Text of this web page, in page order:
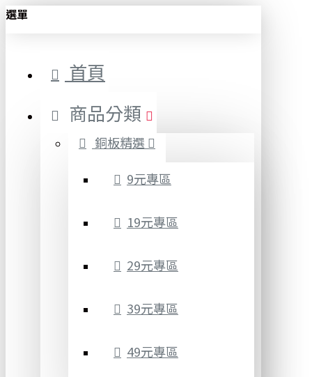
選單
首頁
商品分類
銅板精選
9元專區
19元專區
29元專區
39元專區
49元專區